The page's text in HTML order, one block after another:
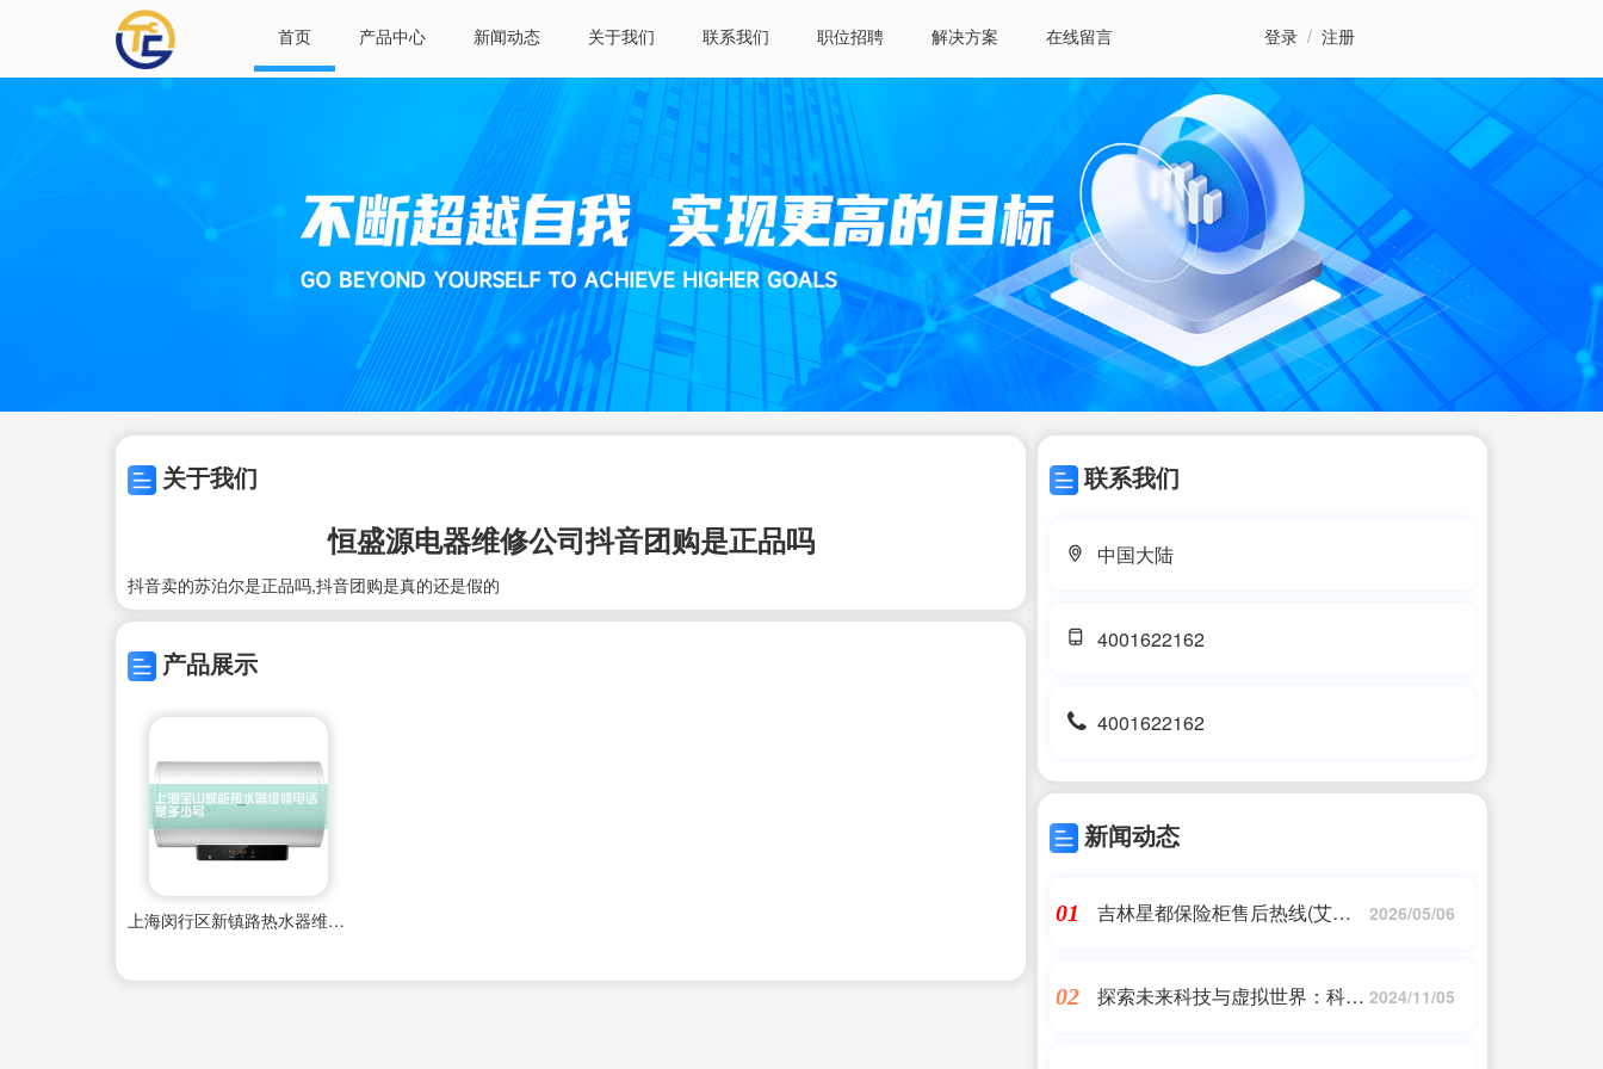
首页 产品中心 新闻动态 关于我们 联系我们 职位招聘 解决方案 在线留言 登录 / 注册
关于我们
恒盛源电器维修公司抖音团购是正品吗
抖音卖的苏泊尔是正品吗,抖音团购是真的还是假的
产品展示
上海闵行区新镇路热水器维修公司地址
联系我们
中国大陆
4001622162
4001622162
新闻动态
01
吉林星都保险柜售后热线(艾谱
2026/05/06
02
探索未来科技与虚拟世界：科幻 2024/11/05